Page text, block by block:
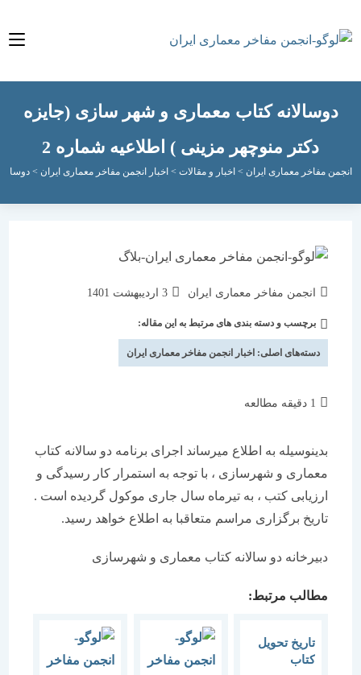
کتاب معماری و شهر سازی (جایزه
دکتر منوچهر مزینی ) اطلاعیه شماره 2
مفاخر معماری ایران > اخبار و مقالات>اخبار انجمن مفاخر معماری ایران > دوسالانه
انجمن مفاخر معماری ایران
نوشته
شده
است:
3 اردیبهشت 1401
برچسب و دسته بندی های مرتبط به این مقاله:
دسته‌های اصلی:اخبار انجمن مفاخر معماری ایران
بدینوسیله به اطلاع میرساند اجرای برنامه دو سالانه کتاب
معماری و شهرسازی ، با توجه به استمرار کار رسیدگی و
ارزیابی کتب ، به تیرماه سال جاری موکول گردیده است .
تاریخ برگزاری مراسم متعاقبا به اطلاع خواهد رسید.
دبیرخانه دو سالانه کتاب معماری و شهرسازی
مطالب مرتبط:
تاریخ تحویل